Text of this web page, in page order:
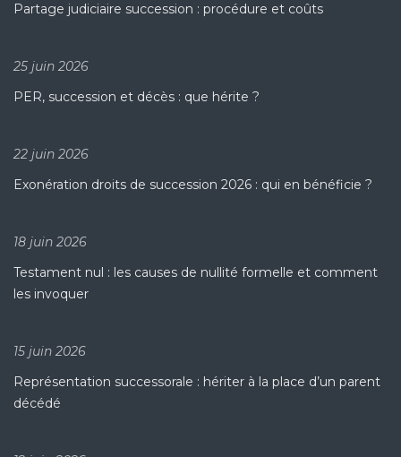
Partage judiciaire succession : procédure et coûts
25 juin 2026
PER, succession et décès : que hérite ?
22 juin 2026
Exonération droits de succession 2026 : qui en bénéficie ?
18 juin 2026
Testament nul : les causes de nullité formelle et comment
les invoquer
15 juin 2026
Représentation successorale : hériter à la place d’un parent
décédé